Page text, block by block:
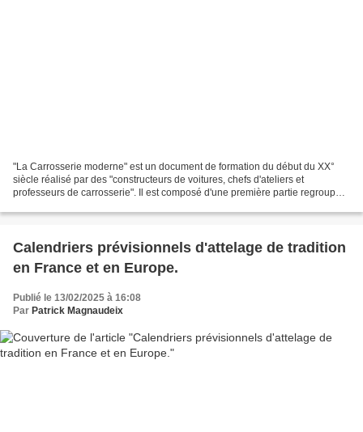
"La Carrosserie moderne" est un document de formation du début du XX°
siècle réalisé par des "constructeurs de voitures, chefs d'ateliers et
professeurs de carrosserie". Il est composé d'une première partie regroupant
Calendriers prévisionnels d'attelage de tradition
en France et en Europe.
Publié le 13/02/2025 à 16:08
Par Patrick Magnaudeix